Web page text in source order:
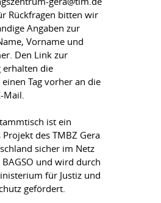
Rückfragen bitten wir
Angaben zur
Vorname und
Den Link zur
erhalten die
Tag vorher an die
Mail.
ist ein
des TMBZ Gera
sicher im Netz
BAGSO und wird durch
für Justiz und
gefördert.